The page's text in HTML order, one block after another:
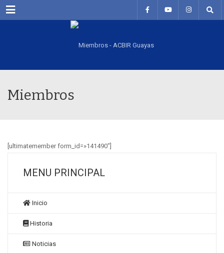
Menu
Miembros
[ultimatemember form_id=»141490″]
MENU PRINCIPAL
Inicio
Historia
Noticias